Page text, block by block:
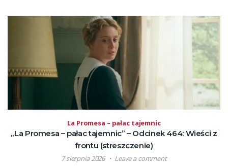
La Promesa – pałac tajemnic
„La Promesa – pałac tajemnic” – Odcinek 464: Wieści z
frontu (streszczenie)
7 sierpnia 2026 Leave a comment